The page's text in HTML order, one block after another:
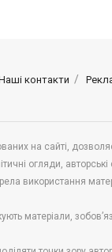
контакти
на сайті,
огляди, авторські
використання
матеріали,